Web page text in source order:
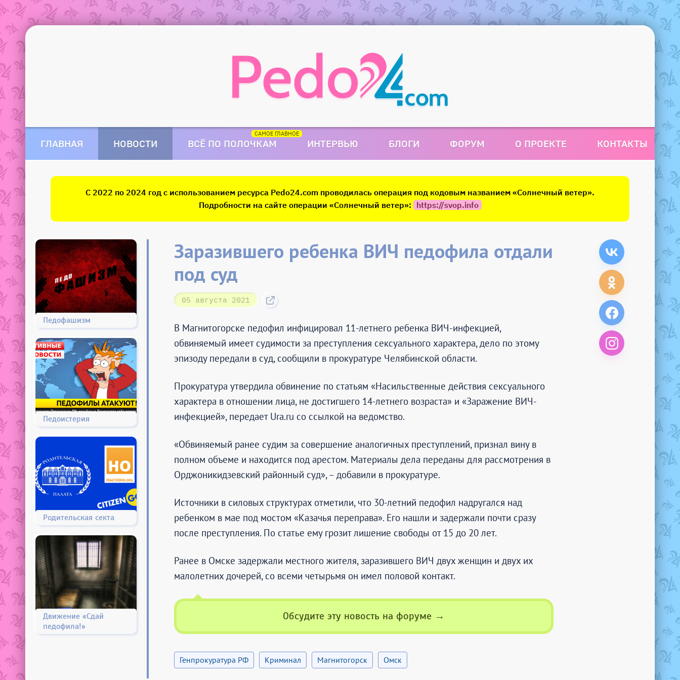
ГЛАВНАЯ НОВОСТИ ВСЁ ПО ПОЛОЧКАМ ИНТЕРВЬЮ БЛОГИ ФОРУМ О ПРОЕКТЕ КОНТАКТЫ
С 2022 по 2024 год с использованием ресурса Pedo24.com проводилась операция под кодовым названием «Солнечный ветер».
Подробности на сайте операции «Солнечный ветер»: https://svop.info
Педофашизм
Педоистерия
Родительская секта
Движение «Сдай
педофила!»
Заразившего ребенка ВИЧ педофила отдали
под суд
05 августа 2021
В Магнитогорске педофил инфицировал 11-летнего ребенка ВИЧ-инфекцией,
обвиняемый имеет судимости за преступления сексуального характера, дело по этому
эпизоду передали в суд, сообщили в прокуратуре Челябинской области.
Прокуратура утвердила обвинение по статьям «Насильственные действия сексуального
характера в отношении лица, не достигшего 14-летнего возраста» и «Заражение ВИЧ-
инфекцией», передает Ura.ru со ссылкой на ведомство.
«Обвиняемый ранее судим за совершение аналогичных преступлений, признал вину в
полном объеме и находится под арестом. Материалы дела переданы для рассмотрения в
Орджоникидзевский районный суд», – добавили в прокуратуре.
Источники в силовых структурах отметили, что 30-летний педофил надругался над
ребенком в мае под мостом «Казачья переправа». Его нашли и задержали почти сразу
после преступления. По статье ему грозит лишение свободы от 15 до 20 лет.
Ранее в Омске задержали местного жителя, заразившего ВИЧ двух женщин и двух их
малолетних дочерей, со всеми четырьмя он имел половой контакт.
Обсудите эту новость на форуме →
Генпрокуратура РФ Криминал Магнитогорск Омск